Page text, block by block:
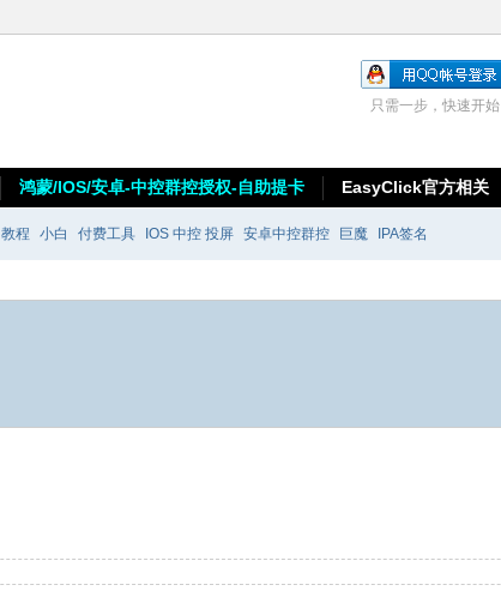
只需一步，快速开始
鸿蒙/IOS/安卓-中控群控授权-自助提卡 EasyClick官方相关
教程 小白 付费工具 IOS 中控 投屏 安卓中控群控 巨魔 IPA签名